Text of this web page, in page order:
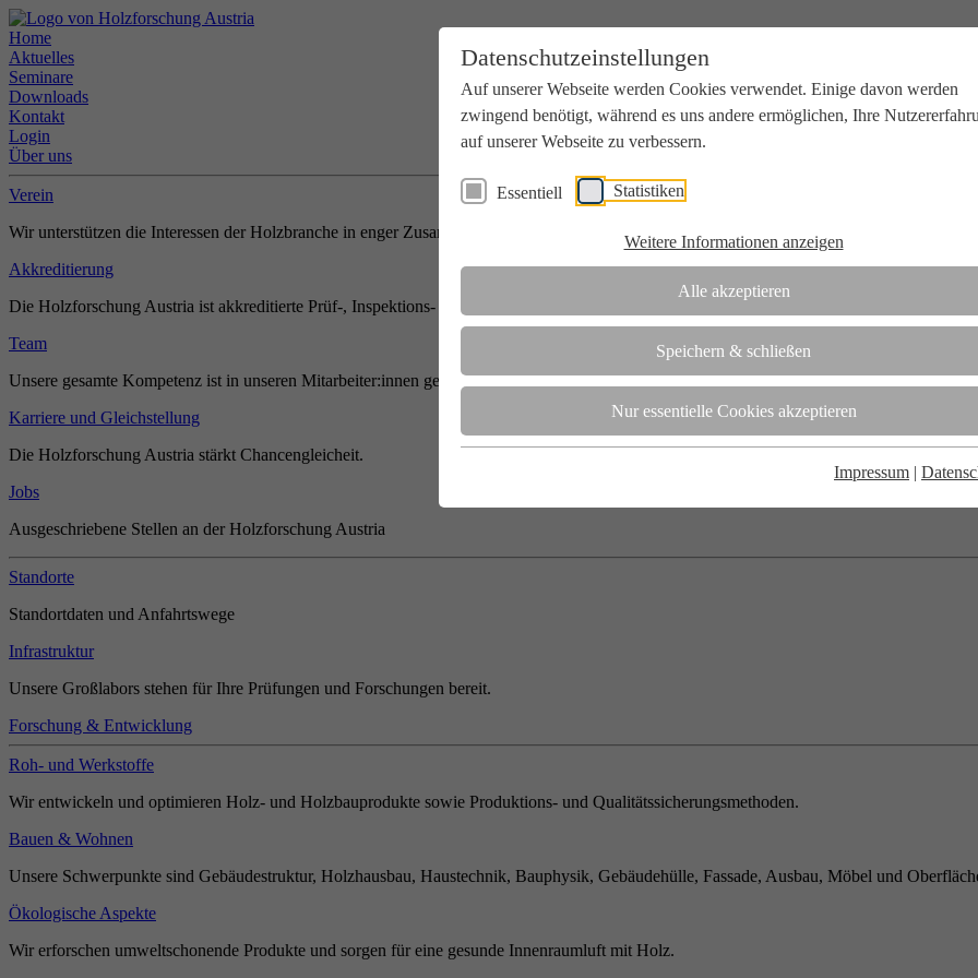
Datenschutzeinstellungen
Auf unserer Webseite werden Cookies verwendet. Einige davon werden
zwingend benötigt, während es uns andere ermöglichen, Ihre
auf unserer Webseite zu verbessern.
Essentiell Statistiken
Weitere Informationen anzeigen
Alle akzeptieren
Speichern & schließen
Nur essentielle Cookies akzeptieren
Impressum |
Home
Aktuelles
Seminare
Downloads
Kontakt
Login
Über uns
Verein
Wir unterstützen die Interessen der Holzbranche in enger Zusammenarbeit mit Wissenschaft und Wirtschaft.
Akkreditierung
Die Holzforschung Austria ist akkreditierte Prüf-, Inspektions- und Zertifizierungsstelle.
Team
Unsere gesamte Kompetenz ist in unseren Mitarbeiter:innen gebündelt
Karriere und Gleichstellung
Die Holzforschung Austria stärkt Chancengleicheit.
Jobs
Ausgeschriebene Stellen an der Holzforschung Austria
Standorte
Standortdaten und Anfahrtswege
Infrastruktur
Unsere Großlabors stehen für Ihre Prüfungen und Forschungen bereit.
Forschung & Entwicklung
Roh- und Werkstoffe
Wir entwickeln und optimieren Holz- und Holzbauprodukte sowie Produktions- und Qualitätssicherungsmethoden.
Bauen & Wohnen
Unsere Schwerpunkte sind Gebäudestruktur, Holzhausbau, Haustechnik, Bauphysik, Gebäudehülle, Fassade, Ausbau, Möbel und
Ökologische Aspekte
Wir erforschen umweltschonende Produkte und sorgen für eine gesunde Innenraumluft mit Holz.